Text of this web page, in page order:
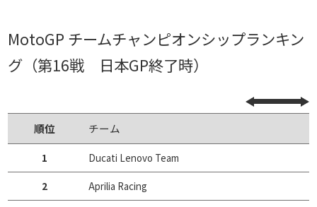
MotoGP チームチャンピオンシップランキン
グ（第16戦 日本GP終了時）
順位 チーム
1 Ducati Lenovo Team
2 Aprilia Racing